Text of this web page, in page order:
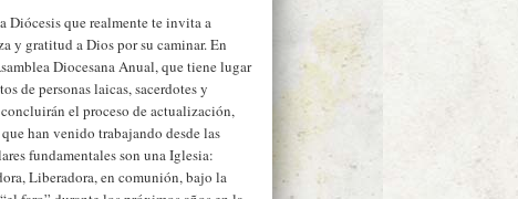
Diócesis que realmente te invita a
y gratitud a Dios por su caminar. En
Diocesana Anual, que tiene lugar
de personas laicas, sacerdotes y
el proceso de actualización,
han venido trabajando desde las
fundamentales son una Iglesia:
Liberadora, en comunión, bajo la